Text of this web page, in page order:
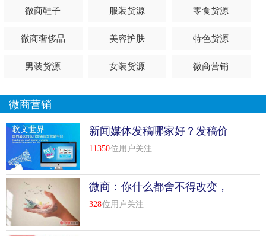
微商鞋子 服装货源 零食货源
微商奢侈品 美容护肤 特色货源
男装货源 女装货源 微商营销
微商营销
新闻媒体发稿哪家好？发稿价
格多少钱？
11350位用户关注
微商：你什么都舍不得改变，
还谈什么未来！
328位用户关注